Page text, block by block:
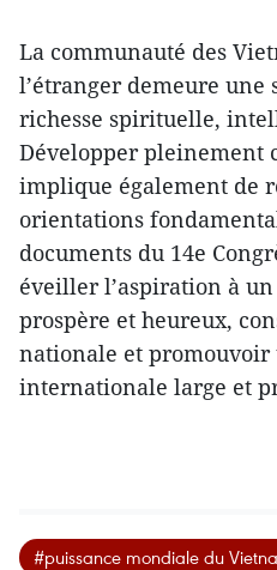
La communauté des
l’étranger demeure une
richesse spirituelle,
Développer pleinement
implique également de
orientations
documents du 14e
éveiller l’aspiration à
prospère et heureux,
nationale et
internationale large et
#puissance mondiale du